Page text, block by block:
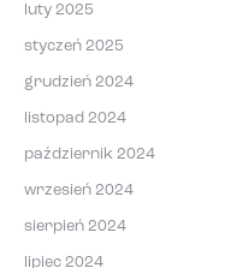
luty 2025
styczeń 2025
grudzień 2024
listopad 2024
październik 2024
wrzesień 2024
sierpień 2024
lipiec 2024